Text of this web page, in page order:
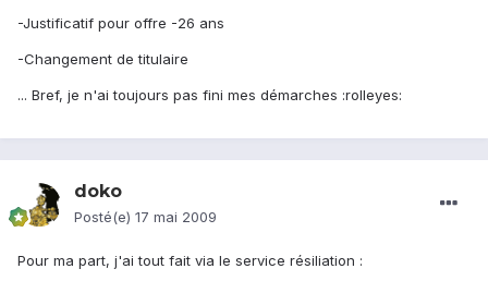
-Justificatif pour offre -26 ans
-Changement de titulaire
... Bref, je n'ai toujours pas fini mes démarches :rolleyes:
doko
Posté(e) 17 mai 2009
Pour ma part, j'ai tout fait via le service résiliation :